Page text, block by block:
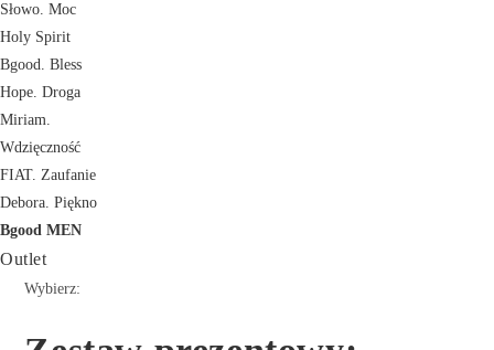
Słowo. Moc
Holy Spirit
Bgood. Bless
Hope. Droga
Miriam.
Wdzięczność
FIAT. Zaufanie
Debora. Piękno
Bgood MEN
Outlet
Wybierz: